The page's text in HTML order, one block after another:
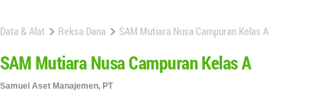
Data & Alat Reksa Dana SAM Mutiara Nusa Campuran Kelas A
SAM Mutiara Nusa Campuran Kelas A
Samuel Aset Manajemen, PT